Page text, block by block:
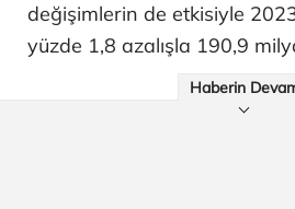
değişimlerin de etkisiyle
yüzde 1,8 azalışla 190,9
Haberin